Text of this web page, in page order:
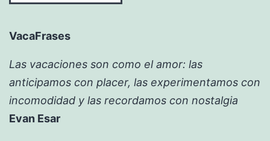
VacaFrases
Las vacaciones son como el amor: las
anticipamos con placer, las experimentamos con
incomodidad y las recordamos con nostalgia
Evan Esar